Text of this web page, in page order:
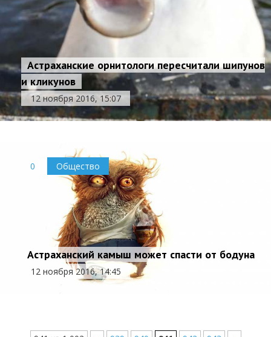
Астраханские орнитологи пересчитали шипунов
и кликунов
12 ноября 2016, 15:07
0 Общество
Астраханский камыш может спасти от бодуна
12 ноября 2016, 14:45